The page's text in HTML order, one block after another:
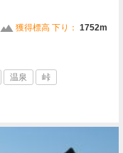
獲得標高 下り： 1752m
温泉
峠